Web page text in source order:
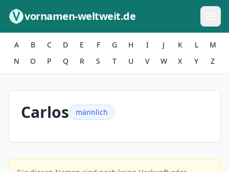
vornamen-weltweit.de
A B C D E F G H I J K L
M
N
O P Q R S T U V W X Y Z
Carlos männlich